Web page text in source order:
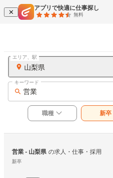
アプリで快適に仕事探し
無料
山梨県
エリア、駅
営業
キーワード
職種 新卒
営業 - 山梨県 の求人・仕事・採用
新卒